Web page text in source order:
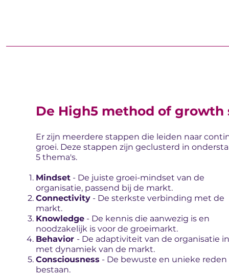
De High5 method of growth
Er zijn meerdere stappen die leiden naar
groei. Deze stappen zijn geclusterd in
5 thema's.
Mindset - De juiste groei-mindset van de
organisatie, passend bij de markt.
Connectivity - De sterkste verbinding met de
markt.
Knowledge - De kennis die aanwezig is en
noodzakelijk is voor de groeimarkt.
Behavior - De adaptiviteit van de organisatie
met dynamiek van de markt.
Consciousness - De bewuste en unieke reden
bestaan.